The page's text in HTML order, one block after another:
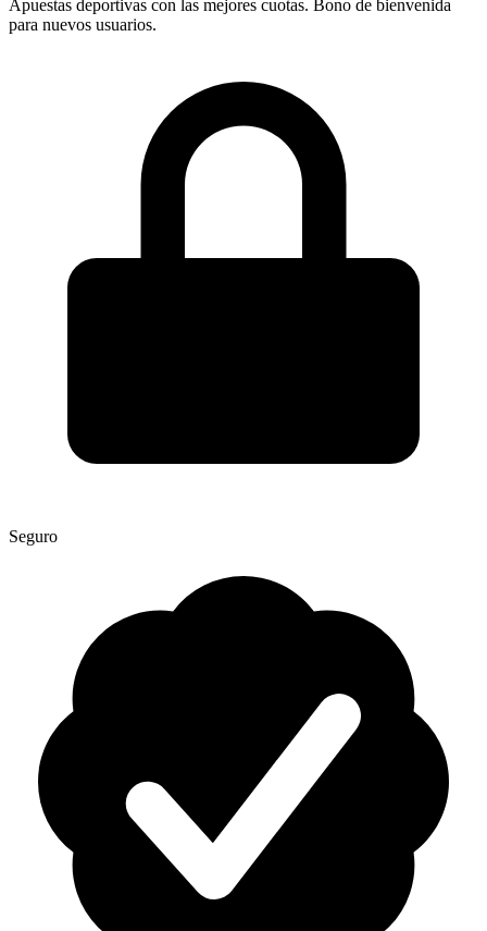
Apuestas deportivas con las mejores cuotas. Bono de bienvenida
para nuevos usuarios.
Seguro